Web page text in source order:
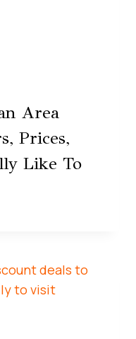
Area
Prices,
Like To